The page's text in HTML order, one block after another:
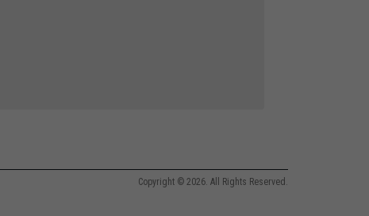
Copyright © 2026. All Rights Reserved.